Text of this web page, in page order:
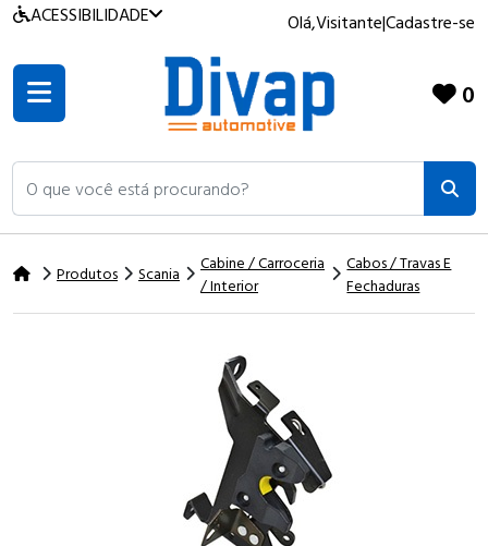
ACESSIBILIDADE Olá,Visitante|Cadastre-se
O que você está procurando?
0
Produtos Scania
Cabine / Carroceria
/ Interior
Cabos / Travas E
Fechaduras